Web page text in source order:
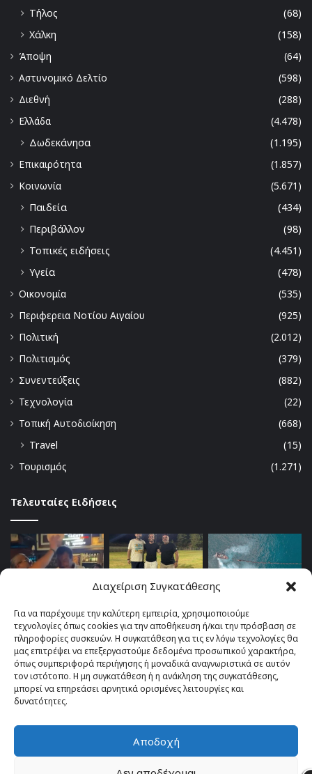
Διαχείριση Συγκατάθεσης
Για να παρέχουμε την καλύτερη εμπειρία, χρησιμοποιούμε
τεχνολογίες όπως cookies για την αποθήκευση ή/και την πρόσβαση σε
πληροφορίες συσκευών. Η συγκατάθεση για τις εν λόγω τεχνολογίες θα
μας επιτρέψει να επεξεργαστούμε δεδομένα προσωπικού χαρακτήρα,
όπως συμπεριφορά περιήγησης ή μοναδικά αναγνωριστικά σε αυτόν
τον ιστότοπο. Η μη συγκατάθεση ή η ανάκληση της συγκατάθεσης,
μπορεί να επηρεάσει αρνητικά ορισμένες λειτουργίες και
δυνατότητες.
Αποδοχή
Τήλος
(68)
Χάλκη
(158)
Άποψη
(64)
Αστυνομικό Δελτίο
(598)
Διεθνή
(288)
Ελλάδα
(4.478)
Δωδεκάνησα
(1.195)
Επικαιρότητα
(1.857)
Κοινωνία
(5.671)
Παιδεία
(434)
Περιβάλλον
(98)
Τοπικές ειδήσεις
(4.451)
Υγεία
(478)
Οικονομία
(535)
Περιφερεια Νοτίου Αιγαίου
(925)
Πολιτική
(2.012)
Πολιτισμός
(379)
Συνεντεύξεις
(882)
Τεχνολογία
(22)
Τοπική Αυτοδιοίκηση
(668)
Travel
(15)
Τουρισμός
(1.271)
Τελευταίες Ειδήσεις
© Copyright 2026, All Rights Reserved |TOP fm 102.4